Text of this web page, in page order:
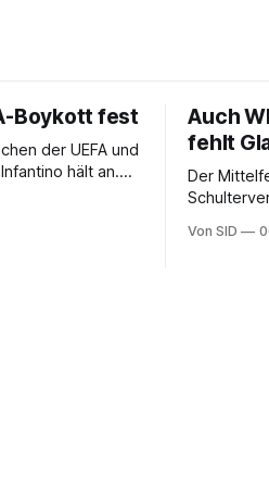
Boykott fest
der UEFA und
hält an.
Auch
fehlt
Der
Von SID